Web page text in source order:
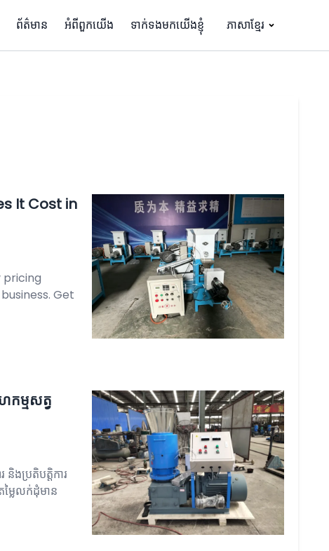
ព័ត៌មាន អំពីពួកយើង ទាក់ទងមកយើងខ្ញុំ ភាសាខ្មែរ
It Cost in
pricing
Get
ម្មសត្វ
ងប្រតិបត្តិការ
លៃលក់ដុំមាន